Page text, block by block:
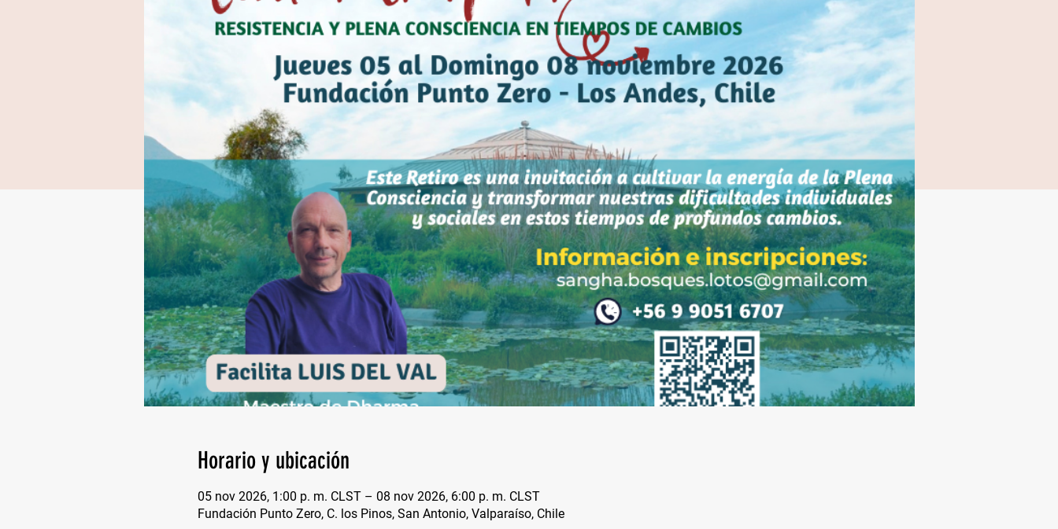
Horario y ubicación
05 nov 2026, 1:00 p. m. CLST – 08 nov 2026, 6:00 p. m. CLST
Fundación Punto Zero, C. los Pinos, San Antonio, Valparaíso, Chile